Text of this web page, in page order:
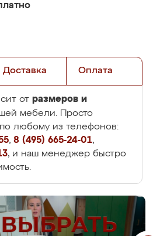
Доставка Оплата
от размеров и
мебели. Просто
любому из телефонов:
, 8 (495) 665-24-01,
, и наш менеджер быстро